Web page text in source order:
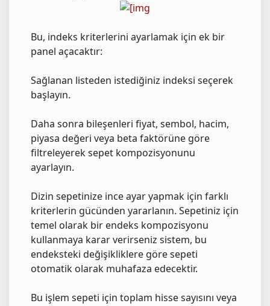
Bu, indeks kriterlerini ayarlamak için ek bir
panel açacaktır:
Sağlanan listeden istediğiniz indeksi seçerek
başlayın.
Daha sonra bileşenleri fiyat, sembol, hacim,
piyasa değeri veya beta faktörüne göre
filtreleyerek sepet kompozisyonunu
ayarlayın.
Dizin sepetinize ince ayar yapmak için farklı
kriterlerin gücünden yararlanın. Sepetiniz için
temel olarak bir endeks kompozisyonu
kullanmaya karar verirseniz sistem, bu
endeksteki değişikliklere göre sepeti
otomatik olarak muhafaza edecektir.
Bu işlem sepeti için toplam hisse sayısını veya